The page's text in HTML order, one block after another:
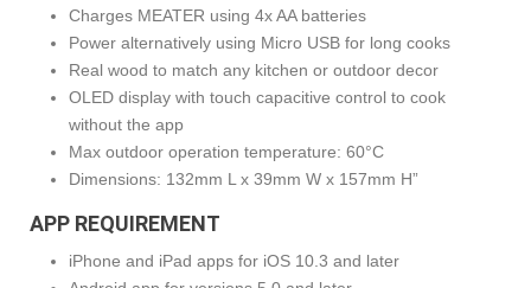
Charges MEATER using 4x AA batteries
Power alternatively using Micro USB for long cooks
Real wood to match any kitchen or outdoor decor
OLED display with touch capacitive control to cook
without the app
Max outdoor operation temperature: 60°C
Dimensions: 132mm L x 39mm W x 157mm H”
APP REQUIREMENT
iPhone and iPad apps for iOS 10.3 and later